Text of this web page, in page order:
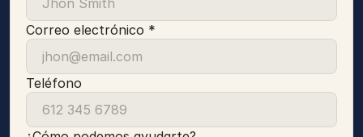
Correo electrónico *
Teléfono